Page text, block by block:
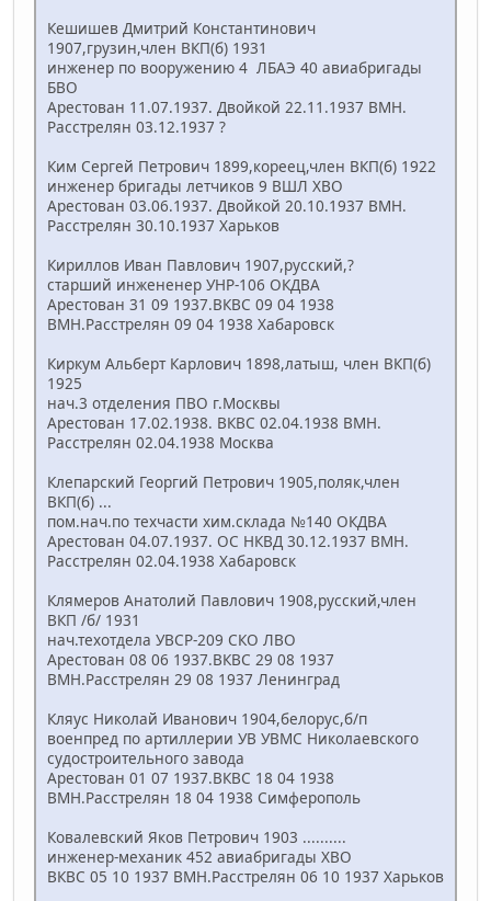
Кешишев Дмитрий Константинович
1907,грузин,член ВКП(б) 1931
инженер по вооружению 4 ЛБАЭ 40 авиабригады
БВО
Арестован 11.07.1937. Двойкой 22.11.1937 ВМН.
Расстрелян 03.12.1937 ?
Ким Сергей Петрович 1899,кореец,член ВКП(б) 1922
инженер бригады летчиков 9 ВШЛ ХВО
Арестован 03.06.1937. Двойкой 20.10.1937 ВМН.
Расстрелян 30.10.1937 Харьков
Кириллов Иван Павлович 1907,русский,?
старший инжененер УНР-106 ОКДВА
Арестован 31 09 1937.ВКВС 09 04 1938
ВМН.Расстрелян 09 04 1938 Хабаровск
Киркум Альберт Карлович 1898,латыш, член ВКП(б)
1925
нач.3 отделения ПВО г.Москвы
Арестован 17.02.1938. ВКВС 02.04.1938 ВМН.
Расстрелян 02.04.1938 Москва
Клепарский Георгий Петрович 1905,поляк,член
ВКП(б) ...
пом.нач.по техчасти хим.склада №140 ОКДВА
Арестован 04.07.1937. ОС НКВД 30.12.1937 ВМН.
Расстрелян 02.04.1938 Хабаровск
Клямеров Анатолий Павлович 1908,русский,член
ВКП /б/ 1931
нач.техотдела УВСР-209 СКО ЛВО
Арестован 08 06 1937.ВКВС 29 08 1937
ВМН.Расстрелян 29 08 1937 Ленинград
Кляус Николай Иванович 1904,белорус,б/п
военпред по артиллерии УВ УВМС Николаевского
судостроительного завода
Арестован 01 07 1937.ВКВС 18 04 1938
ВМН.Расстрелян 18 04 1938 Симферополь
Ковалевский Яков Петрович 1903 ..........
инженер-механик 452 авиабригады ХВО
ВКВС 05 10 1937 ВМН.Расстрелян 06 10 1937 Харьков